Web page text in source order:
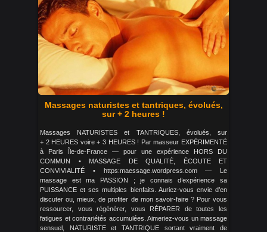
Massages naturistes et tantriques, évolués,
sur + 2 heures !
Massages NATURISTES et TANTRIQUES, évolués, sur
+ 2 HEURES voire + 3 HEURES ! Par masseur EXPÉRIMENTÉ
à Paris Île-de-France — pour une expérience HORS DU
COMMUN • MASSAGE DE QUALITÉ, ÉCOUTE ET
CONVIVIALITÉ • https:maessage.wordpress.com — Le
massage est ma PASSION ; je connais d’expérience sa
PUISSANCE et ses multiples bienfaits. Auriez-vous envie d’en
discuter ou, mieux, de profiter de mon savoir-faire ? Pour vous
ressourcer, vous régénérer, vous RÉPARER de toutes les
fatigues et contrariétés accumulées. Aimeriez-vous un massage
sensuel, NATURISTE et TANTRIQUE sortant vraiment de